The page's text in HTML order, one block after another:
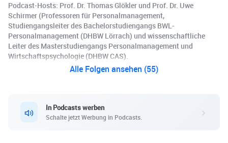
Podcast-Hosts: Prof. Dr. Thomas Glökler und Prof. Dr. Uwe
Schirmer (Professoren für Personalmanagement,
Studiengangsleiter des Bachelorstudiengangs BWL-
Personalmanagement (DHBW Lörrach) und wissenschaftliche
Leiter des Masterstudiengangs Personalmanagement und
Wirtschaftspsychologie (DHBW CAS).
Alle Folgen ansehen (55)
In Podcasts werben
Schalte jetzt Werbung in Podcasts.